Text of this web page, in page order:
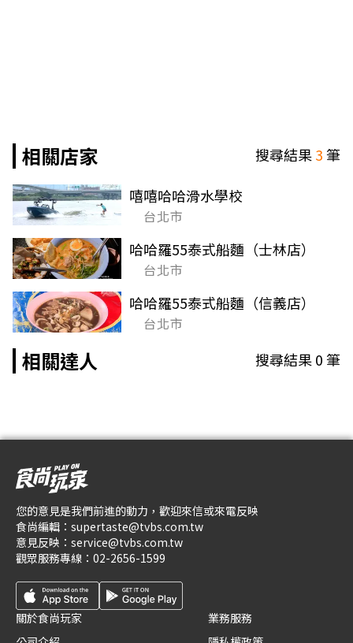
相關店家 搜尋結果3筆
嘻嘻哈哈滑水學校
台北市
哈哈羅55泰式船麵（士林店）
台北市
哈哈羅55泰式船麵（信義店）
台北市
相關達人 搜尋結果0筆
您的意見是我們前進的動力，歡迎來信或來電反映
食尚編輯： supertaste@tvbs.com.tw
意見反映： service@tvbs.com.tw
觀眾服務專線： 02-2656-1599
關於食尚玩家
業務服務